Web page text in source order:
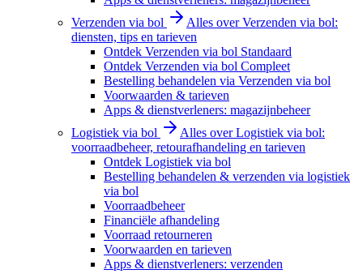
Verzenden via bol
Alles over Verzenden via bol:
diensten, tips en tarieven
Ontdek Verzenden via bol Standaard
Ontdek Verzenden via bol Compleet
Bestelling behandelen via Verzenden via bol
Voorwaarden & tarieven
Apps & dienstverleners: magazijnbeheer
Logistiek via bol
Alles over Logistiek via bol:
voorraadbeheer, retourafhandeling en tarieven
Ontdek Logistiek via bol
Bestelling behandelen & verzenden via logistiek
via bol
Voorraadbeheer
Financiële afhandeling
Voorraad retourneren
Voorwaarden en tarieven
Apps & dienstverleners: verzenden